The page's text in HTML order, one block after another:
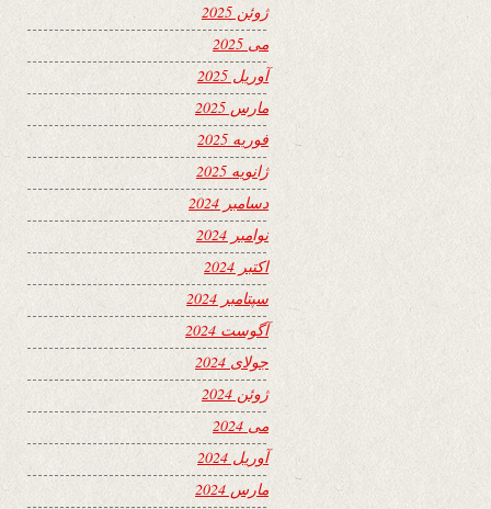
ژوئن 2025
می 2025
آوریل 2025
مارس 2025
فوریه 2025
ژانویه 2025
دسامبر 2024
نوامبر 2024
اکتبر 2024
سپتامبر 2024
آگوست 2024
جولای 2024
ژوئن 2024
می 2024
آوریل 2024
مارس 2024